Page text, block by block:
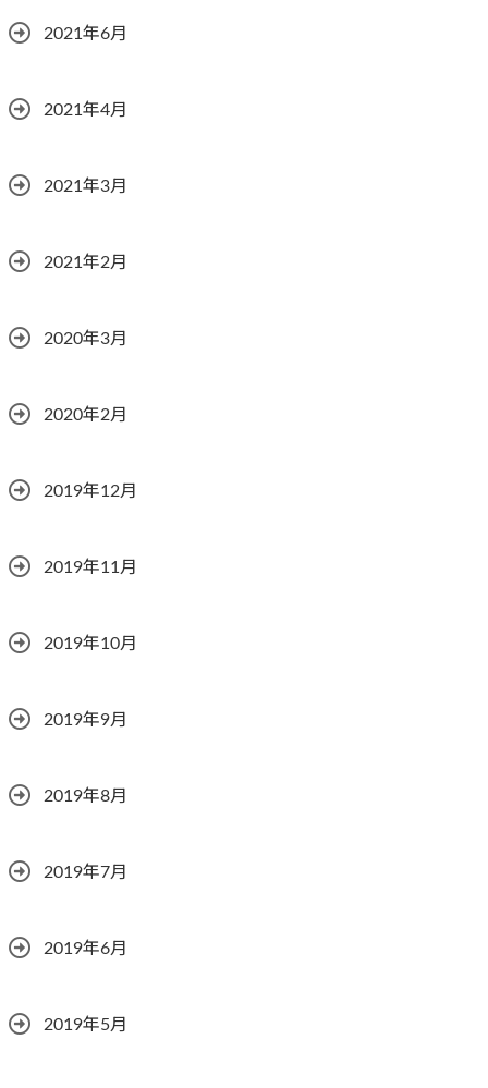
2021年6月
2021年4月
2021年3月
2021年2月
2020年3月
2020年2月
2019年12月
2019年11月
2019年10月
2019年9月
2019年8月
2019年7月
2019年6月
2019年5月